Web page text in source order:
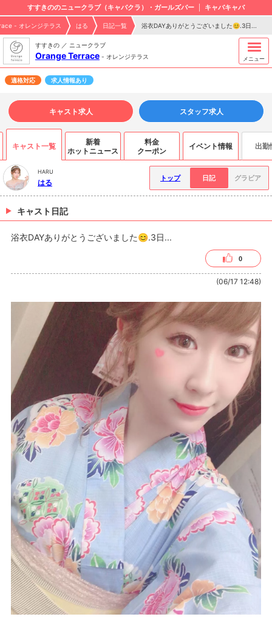
すすきののニュークラブ（キャバクラ）・ガールズバー キャバキャバ
- オレンジテラス はる 日記一覧 浴衣DAYありがとうございました😊.3日...
すすきの ／ ニュークラブ
Orange Terrace - オレンジテラス メニュー
適格対応 求人情報あり
キャスト求人 スタッフ求人
キャスト一覧
新着
ホットニュース
料金
クーポン
イベント情報 出勤
HARU
はる トップ 日記 グラビア
キャスト日記
浴衣DAYありがとうございました😊.3日...
0
(06/17 12:48)